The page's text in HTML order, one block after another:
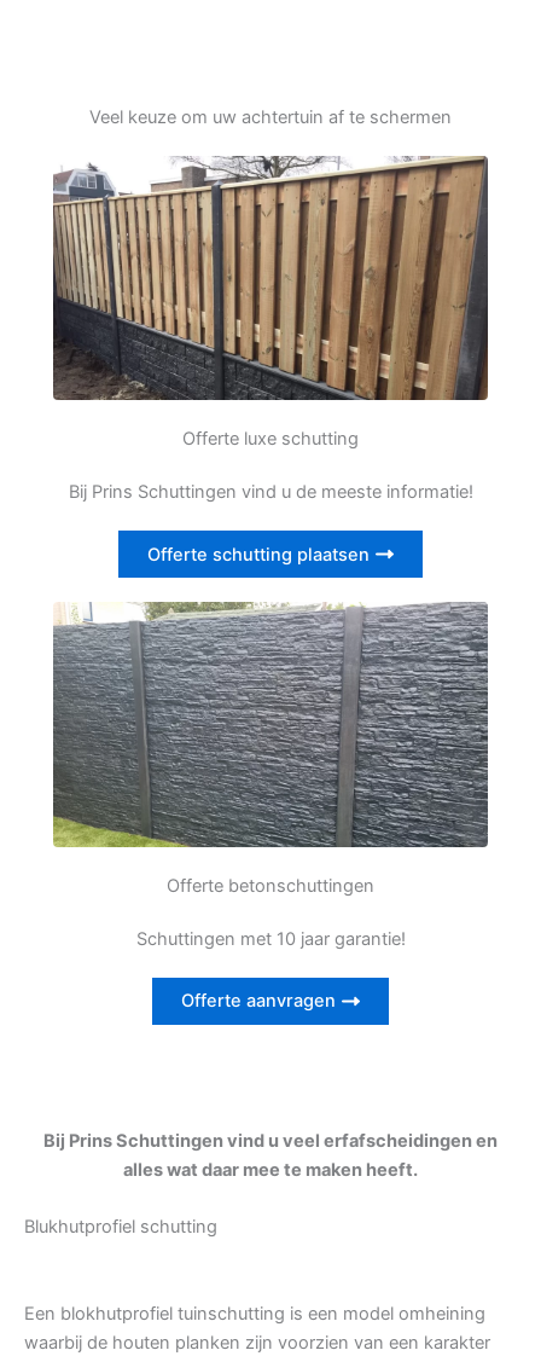
Veel keuze om uw achtertuin af te schermen
Offerte luxe schutting
Bij Prins Schuttingen vind u de meeste informatie!
Offerte schutting plaatsen
Offerte betonschuttingen
Schuttingen met 10 jaar garantie!
Offerte aanvragen
Bij Prins Schuttingen vind u veel erfafscheidingen en
alles wat daar mee te maken heeft.
Blukhutprofiel schutting
Een blokhutprofiel tuinschutting is een model omheining
waarbij de houten planken zijn voorzien van een karakter